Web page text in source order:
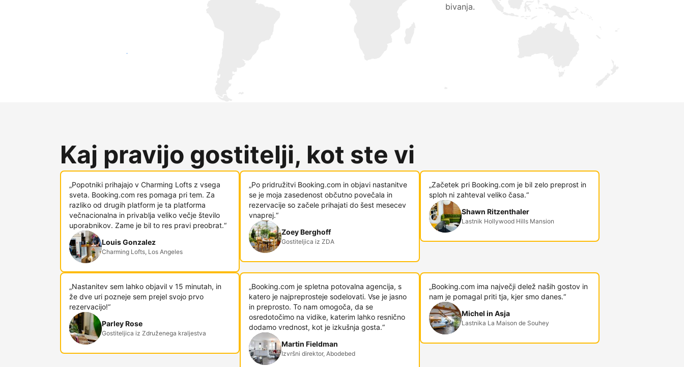
bivanja.
Pridobite nove goste še danes
Kaj pravijo gostitelji, kot ste vi
„Popotniki prihajajo v Charming Lofts z vsega
sveta. Booking.com res pomaga pri tem. Za
razliko od drugih platform je ta platforma
večnacionalna in privablja veliko večje število
uporabnikov. Zame je bil to res pravi preobrat.“
Louis Gonzalez
Charming Lofts, Los Angeles
„Po pridružitvi Booking.com in objavi nastanitve
se je moja zasedenost občutno povečala in
rezervacije so začele prihajati do šest mesecev
vnaprej.“
Zoey Berghoff
Gostiteljica iz ZDA
„Začetek pri Booking.com je bil zelo preprost in
sploh ni zahteval veliko časa.“
Shawn Ritzenthaler
Lastnik Hollywood Hills Mansion
„Nastanitev sem lahko objavil v 15 minutah, in
že dve uri pozneje sem prejel svojo prvo
rezervacijo!“
Parley Rose
Gostiteljica iz Združenega kraljestva
„Booking.com je spletna potovalna agencija, s
katero je najpreprosteje sodelovati. Vse je jasno
in preprosto. To nam omogoča, da se
osredotočimo na vidike, katerim lahko resnično
dodamo vrednost, kot je izkušnja gosta.“
Martin Fieldman
Izvršni direktor, Abodebed
„Booking.com ima največji delež naših gostov in
nam je pomagal priti tja, kjer smo danes.“
Michel in Asja
Lastnika La Maison de Souhey